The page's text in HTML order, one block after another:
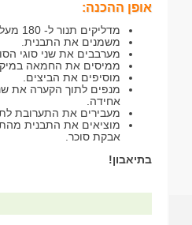
אופן ההכנה:
מדליקים תנור ל- 180 מעלות.
משמנים את התבנית.
מערבבים את שני סוגי
ממיסים את החמאה
מוסיפים את הביצים.
מנפים לתוך הקערה את
אחידה.
מעבירים את התערובת לתוך
מוציאים את התבנית
אבקת סוכר.
בתיאבון!